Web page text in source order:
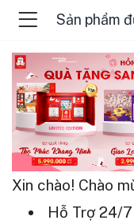
Xin chào! Chào
Hỗ Trợ 24/7